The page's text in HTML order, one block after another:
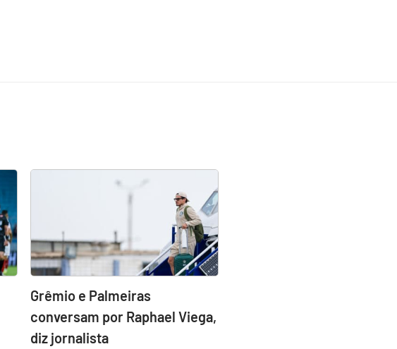
Grêmio e Palmeiras
conversam por Raphael Viega,
diz jornalista